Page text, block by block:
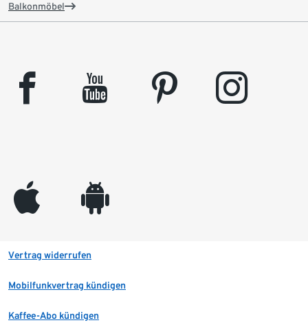
Balkonmöbel
facebook youtube pinterest instagram
appleinc android
Vertrag widerrufen
Mobilfunkvertrag kündigen
Kaffee-Abo kündigen